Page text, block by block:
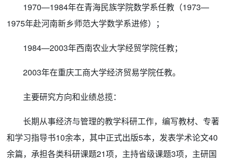
1970—1984年在青海民族学院数学系任教（1973—
1975年赴河南新乡师范大学数学系进修）；
1984—2003年西南农业大学经贸学院任教；
2003年在重庆工商大学经济贸易学院任教。
主要研究方向和业绩总揽：
长期从事经济与管理的教学科研工作，编写教材、专著
和学习指导书10余本，其中正式出版5本，发表学术论文40
余篇，承担各类科研课题21项，主持省级课题3项，主研国